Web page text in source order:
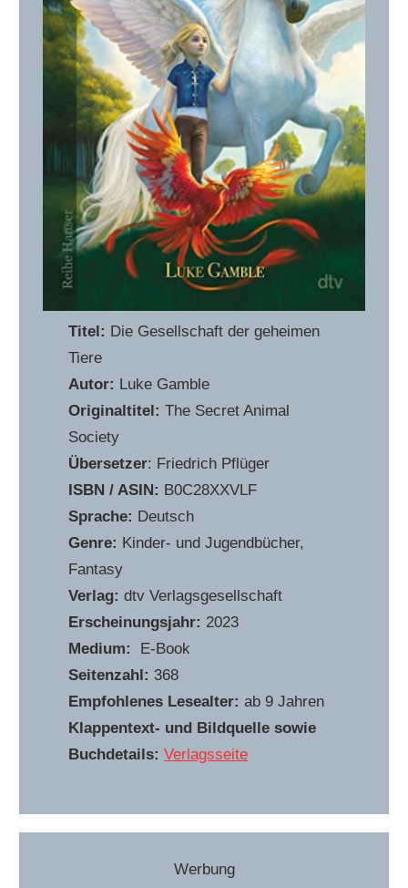
Titel: Die Gesellschaft der geheimen
Tiere
Autor: Luke Gamble
Originaltitel: The Secret Animal
Society
Übersetzer: Friedrich Pflüger
ISBN / ASIN: B0C28XXVLF
Sprache: Deutsch
Genre: Kinder- und Jugendbücher,
Fantasy
Verlag:dtv Verlagsgesellschaft
Erscheinungsjahr: 2023
Medium:
E-Book
Seitenzahl:368
Empfohlenes Lesealter:ab 9 Jahren
Klappentext- und Bildquelle sowie
Buchdetails: Verlagsseite
Werbung